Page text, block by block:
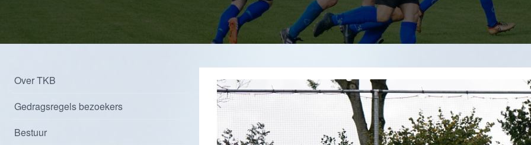
Over TKB
Gedragsregels bezoekers
Bestuur